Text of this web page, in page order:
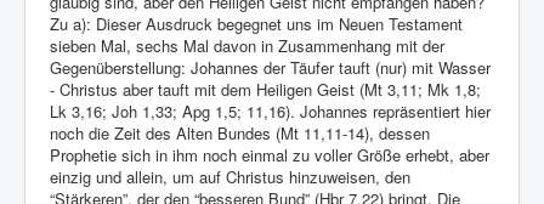
Zu a): Dieser Ausdruck begegnet uns im Neuen Testament
sieben Mal, sechs Mal davon in Zusammenhang mit der
Gegenüberstellung: Johannes der Täufer tauft (nur) mit Wasser
- Christus aber tauft mit dem Heiligen Geist (Mt 3,11; Mk 1,8;
Lk 3,16; Joh 1,33; Apg 1,5; 11,16). Johannes repräsentiert hier
noch die Zeit des Alten Bundes (Mt 11,11-14), dessen
Prophetie sich in ihm noch einmal zu voller Größe erhebt, aber
einzig und allein, um auf Christus hinzuweisen, den
“Stärkeren”, der den “besseren Bund” (Hbr 7,22) bringt. Die